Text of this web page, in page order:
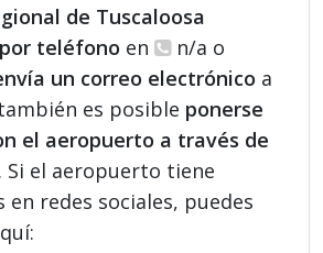
de Tuscaloosa
teléfono en
n/a o
un correo electrónico a
es posible ponerse
el aeropuerto a través de
. Si el aeropuerto tiene
en redes sociales, puedes